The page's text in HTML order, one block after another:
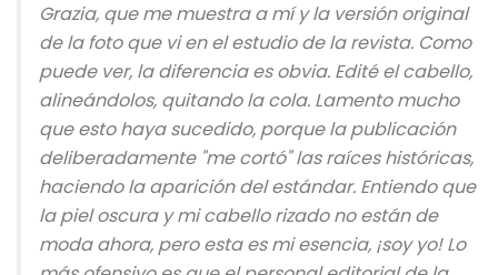
Grazia, que me muestra a mí y la versión original
de la foto que vi en el estudio de la revista. Como
puede ver, la diferencia es obvia. Edité el cabello,
alineándolos, quitando la cola. Lamento mucho
que esto haya sucedido, porque la publicación
deliberadamente "me cortó" las raíces históricas,
haciendo la aparición del estándar. Entiendo que
la piel oscura y mi cabello rizado no están de
moda ahora, pero esta es mi esencia, ¡soy yo! Lo